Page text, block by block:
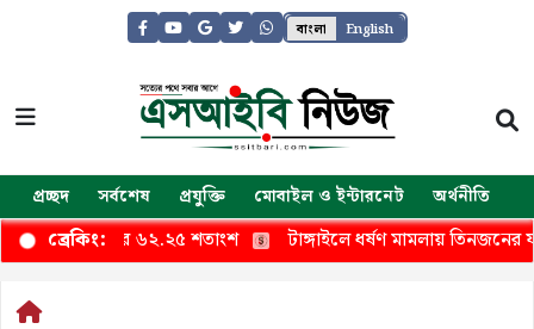
বাংলা English
প্রচ্ছদ সর্বশেষ প্রযুক্তি মোবাইল ও ইন্টারনেট অর্থনীতি
ব্রেকিং:
হার ৬২.২৫ শতাংশ টাঙ্গাইলে ধর্ষণ মামলায় তিনজনের